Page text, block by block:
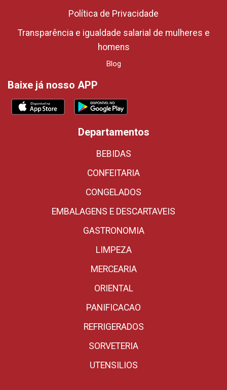
Política de Privacidade
Transparência e igualdade salarial de mulheres e
homens
Blog
Baixe já nosso APP
Departamentos
BEBIDAS
CONFEITARIA
CONGELADOS
EMBALAGENS E DESCARTAVEIS
GASTRONOMIA
LIMPEZA
MERCEARIA
ORIENTAL
PANIFICACAO
REFRIGERADOS
SORVETERIA
UTENSILIOS